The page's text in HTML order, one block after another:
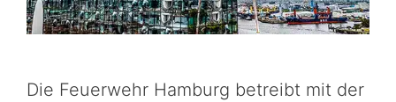
Die Feuerwehr Hamburg betreibt mit der